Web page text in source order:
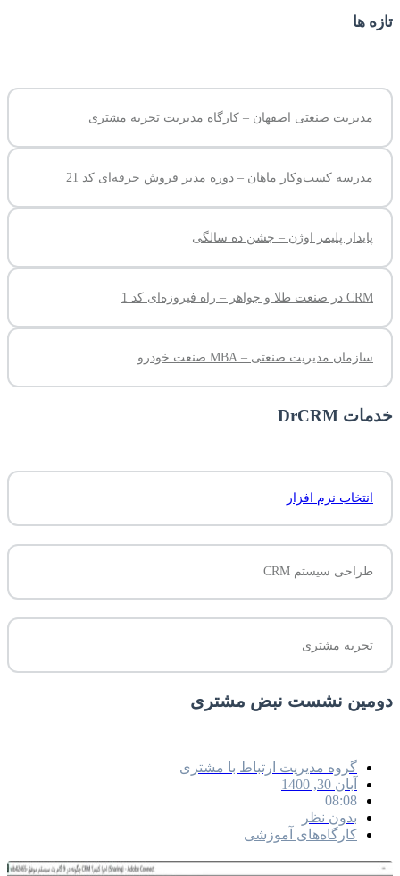
تازه ها
مدیریت صنعتی اصفهان – کارگاه مدیریت تجربه مشتری
مدرسه کسب‌وکار ماهان – دوره مدیر فروش حرفه‌ای کد 21
پایدار پلیمر اوژن – جشن ده سالگی
CRM در صنعت طلا و جواهر – راه فیروزه‌ای کد 1
سازمان مدیریت صنعتی – MBA صنعت خودرو
خدمات DrCRM
انتخاب نرم افزار
طراحی سیستم CRM
تجربه مشتری
دومین نشست نبض مشتری
گروه مدیریت ارتباط با مشتری
آبان 30, 1400
08:08
بدون نظر
کارگاه‌های آموزشی